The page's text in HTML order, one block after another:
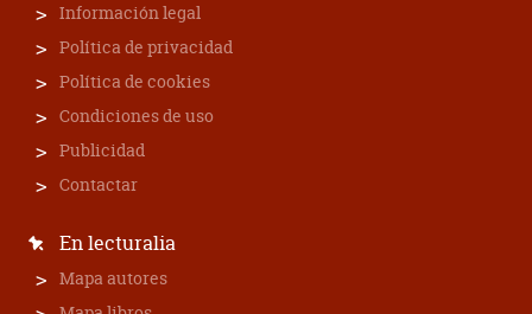
Información legal
Política de privacidad
Política de cookies
Condiciones de uso
Publicidad
Contactar
En lecturalia
Mapa autores